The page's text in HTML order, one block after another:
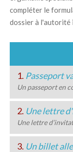
compléter le
dossier à l'autorité
1. Passeport
Un passeport en
2. Une lettre
Une lettre
3. Un billet